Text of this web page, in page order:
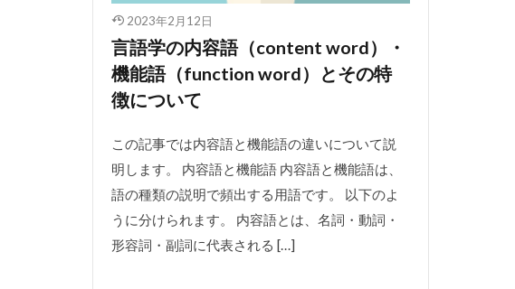
2023年2月12日
言語学の内容語（content word）・
機能語（function word）とその特
徴について
この記事では内容語と機能語の違いについて説
明します。 内容語と機能語 内容語と機能語は、
語の種類の説明で頻出する用語です。 以下のよ
うに分けられます。 内容語とは、名詞・動詞・
形容詞・副詞に代表される […]